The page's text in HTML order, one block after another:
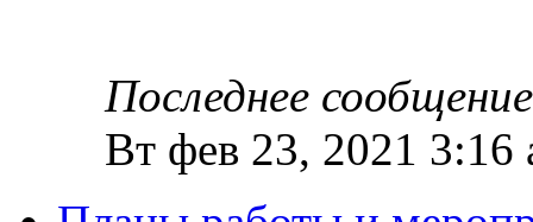
Последнее сообщение
Вт фев 23, 2021 3:16